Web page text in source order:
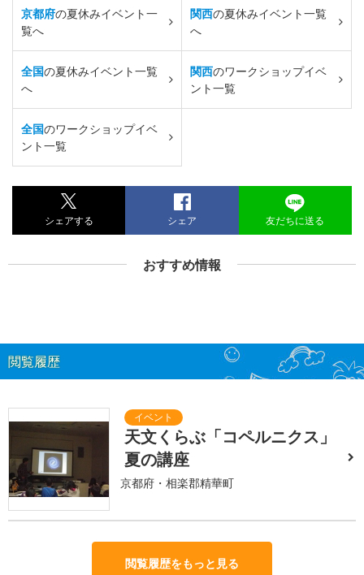
京都府の夏休みイベント一
覧へ
関西の夏休みイベント一覧
へ
全国の夏休みイベント一覧
へ
関西のワークショップイベ
ント一覧
全国のワークショップイベ
ント一覧
シェアする シェア 友だちに送る
おすすめ情報
閲覧履歴
天文くらぶ「コペルニクス」
夏の講座
京都府・相楽郡精華町
閲覧履歴をもっと見る